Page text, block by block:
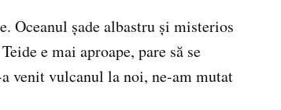
Oceanul șade albastru și misterios
e mai aproape, pare să se
venit vulcanul la noi, ne-am mutat